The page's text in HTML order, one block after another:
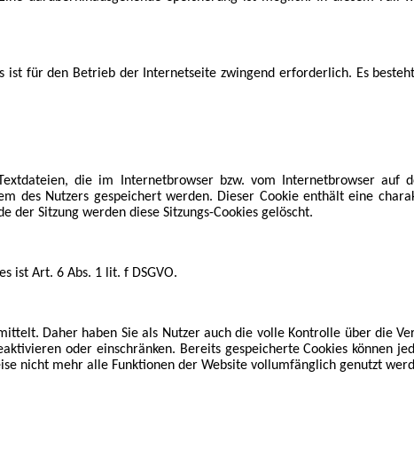
für den Betrieb der Internetseite zwingend erforderlich. Es
die im Internetbrowser bzw. vom Internetbrowser auf
des Nutzers gespeichert werden. Dieser Cookie enthält eine
Sitzung werden diese Sitzungs-Cookies gelöscht.
ist Art. 6 Abs. 1 lit. f DSGVO.
Daher haben Sie als Nutzer auch die volle Kontrolle über die
oder einschränken. Bereits gespeicherte Cookies können
nicht mehr alle Funktionen der Website vollumfänglich genutzt